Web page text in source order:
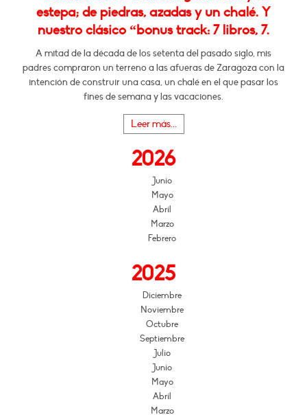
estepa; de piedras, azadas y un chalé. Y
nuestro clásico “bonus track: 7 libros, 7.
A mitad de la década de los setenta del pasado siglo, mis
padres compraron un terreno a las afueras de Zaragoza con la
intención de construir una casa, un chalé en el que pasar los
fines de semana y las vacaciones.
Leer más...
2026
Junio
Mayo
Abril
Marzo
Febrero
2025
Diciembre
Noviembre
Octubre
Septiembre
Julio
Junio
Mayo
Abril
Marzo